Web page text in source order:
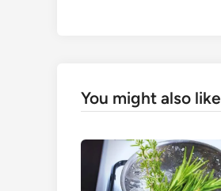
You might also like